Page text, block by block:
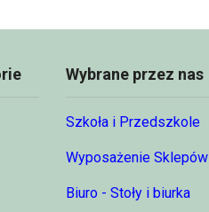
Wybrane przez nas
Szkoła i Przedszkole
Wyposażenie Sklepów
Biuro - Stoły i biurka